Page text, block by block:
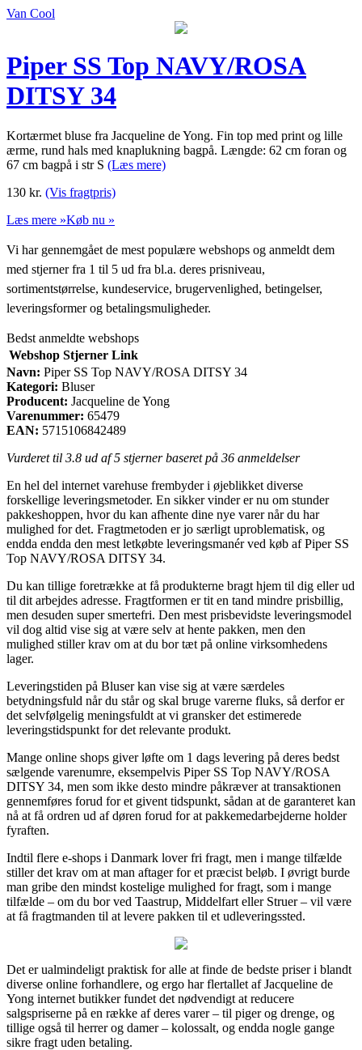
Van Cool
Piper SS Top NAVY/ROSA
DITSY 34
Kortærmet bluse fra Jacqueline de Yong. Fin top med print og lille
ærme, rund hals med knaplukning bagpå. Længde: 62 cm foran og
67 cm bagpå i str S (Læs mere)
130 kr. (Vis fragtpris)
Læs mere »Køb nu »
Vi har gennemgået de mest populære webshops og anmeldt dem
med stjerner fra 1 til 5 ud fra bl.a. deres prisniveau,
sortimentstørrelse, kundeservice, brugervenlighed, betingelser,
leveringsformer og betalingsmuligheder.
Bedst anmeldte webshops
Webshop Stjerner Link
Navn: Piper SS Top NAVY/ROSA DITSY 34
Kategori: Bluser
Producent: Jacqueline de Yong
Varenummer: 65479
EAN: 5715106842489
Vurderet til 3.8 ud af 5 stjerner baseret på 36 anmeldelser
En hel del internet varehuse frembyder i øjeblikket diverse
forskellige leveringsmetoder. En sikker vinder er nu om stunder
pakkeshoppen, hvor du kan afhente dine nye varer når du har
mulighed for det. Fragtmetoden er jo særligt uproblematisk, og
endda endda den mest letkøbte leveringsmanér ved køb af Piper SS
Top NAVY/ROSA DITSY 34.
Du kan tillige foretrække at få produkterne bragt hjem til dig eller ud
til dit arbejdes adresse. Fragtformen er tit en tand mindre prisbillig,
men desuden super smertefri. Den mest prisbevidste leveringsmodel
vil dog altid vise sig at være selv at hente pakken, men den
mulighed stiller krav om at du bor tæt på online virksomhedens
lager.
Leveringstiden på Bluser kan vise sig at være særdeles
betydningsfuld når du står og skal bruge varerne fluks, så derfor er
det selvfølgelig meningsfuldt at vi gransker det estimerede
leveringstidspunkt for det relevante produkt.
Mange online shops giver løfte om 1 dags levering på deres bedst
sælgende varenumre, eksempelvis Piper SS Top NAVY/ROSA
DITSY 34, men som ikke desto mindre påkræver at transaktionen
gennemføres forud for et givent tidspunkt, sådan at de garanteret kan
nå at få ordren ud af døren forud for at pakkemedarbejderne holder
fyraften.
Indtil flere e-shops i Danmark lover fri fragt, men i mange tilfælde
stiller det krav om at man aftager for et præcist beløb. I øvrigt burde
man gribe den mindst kostelige mulighed for fragt, som i mange
tilfælde – om du bor ved Taastrup, Middelfart eller Struer – vil være
at få fragtmanden til at levere pakken til et udleveringssted.
Det er ualmindeligt praktisk for alle at finde de bedste priser i blandt
diverse online forhandlere, og ergo har flertallet af Jacqueline de
Yong internet butikker fundet det nødvendigt at reducere
salgspriserne på en række af deres varer – til piger og drenge, og
tillige også til herrer og damer – kolossalt, og endda nogle gange
sikre fragt uden betaling.